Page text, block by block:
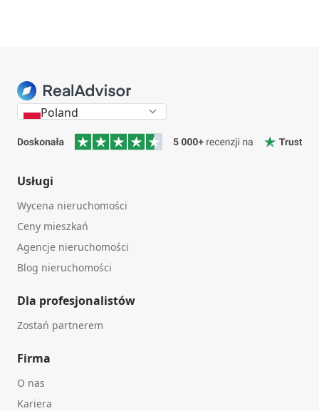
Poland
Usługi
Wycena nieruchomości
Ceny mieszkań
Agencje nieruchomości
Blog nieruchomości
Dla profesjonalistów
Zostań partnerem
Firma
O nas
Kariera